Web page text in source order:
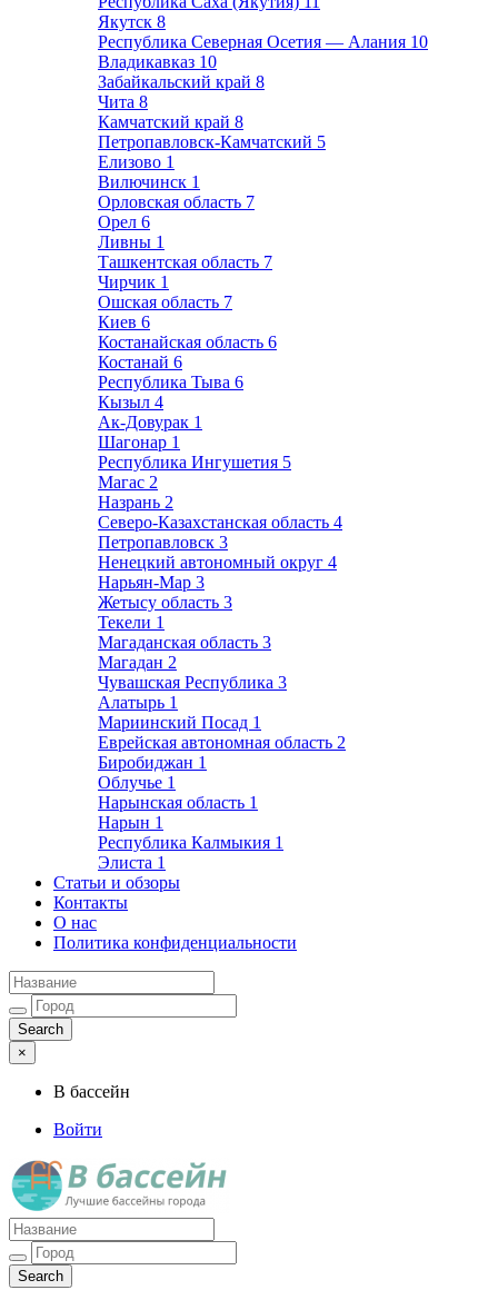
Якутск 8
Республика Северная Осетия — Алания 10
Владикавказ 10
Забайкальский край 8
Чита 8
Камчатский край 8
Петропавловск-Камчатский 5
Елизово 1
Вилючинск 1
Орловская область 7
Орел 6
Ливны 1
Ташкентская область 7
Чирчик 1
Ошская область 7
Киев 6
Костанайская область 6
Костанай 6
Республика Тыва 6
Кызыл 4
Ак-Довурак 1
Шагонар 1
Республика Ингушетия 5
Магас 2
Назрань 2
Северо-Казахстанская область 4
Петропавловск 3
Ненецкий автономный округ 4
Нарьян-Мар 3
Жетысу область 3
Текели 1
Магаданская область 3
Магадан 2
Чувашская Республика 3
Алатырь 1
Мариинский Посад 1
Еврейская автономная область 2
Биробиджан 1
Облучье 1
Нарынская область 1
Нарын 1
Республика Калмыкия 1
Элиста 1
Статьи и обзоры
Контакты
О нас
Политика конфиденциальности
×
В бассейн
Войти
Лучшие бассейны города